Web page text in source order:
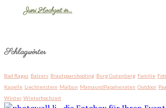
Juni Hochzeit in…
Schlagwörter
Bad Ragaz Balzers Brautpaarshooting Burg Gutenberg Familie
Kapelle Liechtenstein Malbun MamaundPapaheiraten Outdoor
Winter Winterhochzeit